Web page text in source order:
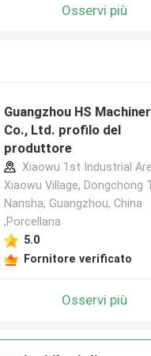
Osservi più
Guangzhou HS
Co., Ltd. profilo del
produttore
Xiaowu 1st Industrial
Xiaowu Village, Dongchong
Nansha, Guangzhou, China
,Porcellana
5.0
Fornitore verificato
Osservi più